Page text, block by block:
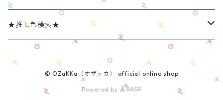
リラックマモデル きらきらぬいぐるみポーチ
スクエア（四角型 2025年11月発売モデル）
ねこみみ缶バッジケース スタンダードカラー
ねこみみ缶バッジケース パールカラー
ねこみみ缶バッジケース メタリックカラー
推しごとショルダーパッド
【新モデル】推しごとショルダーパッド
リラックマモデル 推しごと現場トート
ミニ (本体の高さ：約12cm）
【限定】星モデル
リラックマ 缶バッジケース
★推し色検索★
© OZaKKa（オザッカ） official online shop
Powered by